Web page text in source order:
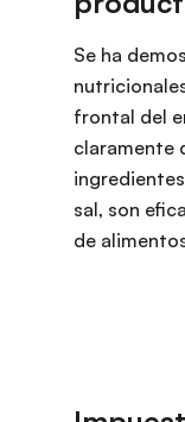
Se ha
frontal del
claramente
sal, son
de